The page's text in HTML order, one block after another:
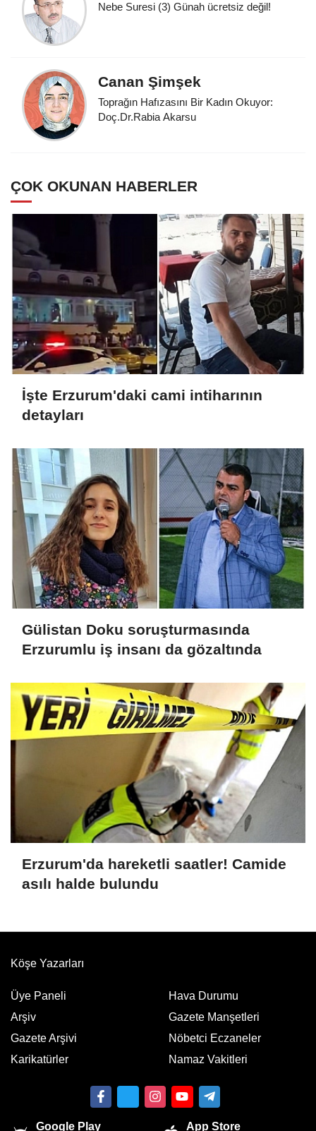
Nebe Suresi (3) Günah ücretsiz değil!
Canan Şimşek
Toprağın Hafızasını Bir Kadın Okuyor:
Doç.Dr.Rabia Akarsu
ÇOK OKUNAN HABERLER
İşte Erzurum'daki cami intiharının
detayları
Gülistan Doku soruşturmasında
Erzurumlu iş insanı da gözaltında
Erzurum'da hareketli saatler! Camide
asılı halde bulundu
Köşe Yazarları
Üye Paneli
Arşiv
Gazete Arşivi
Karikatürler
Hava Durumu
Gazete Manşetleri
Nöbetci Eczaneler
Namaz Vakitleri
Google Play App Store